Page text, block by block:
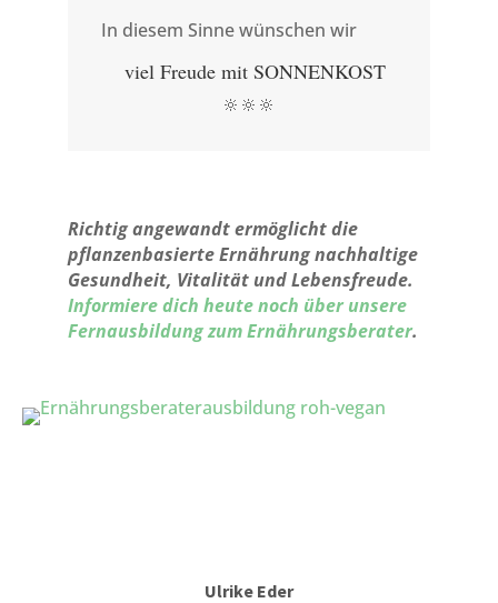
In diesem Sinne wünschen wir
viel Freude mit SONNENKOST
🔆🔆🔆
Richtig angewandt ermöglicht die
pflanzenbasierte Ernährung nachhaltige
Gesundheit, Vitalität und Lebensfreude.
Informiere dich heute noch über unsere
Fernausbildung zum Ernährungsberater.
Ulrike Eder